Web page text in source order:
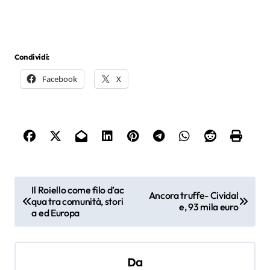
Condividi:
Facebook X
a
v
i
Il Roiello come filo d’ac
qua tra comunità, stori
a ed Europa
Ancora truffe- Cividal
e, 93 mila euro
Da